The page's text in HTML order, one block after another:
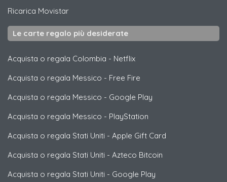
Ricarica Movistar
Le carte regalo più desiderate
Acquista o regala Colombia - Netflix
Acquista o regala Messico - Free Fire
Acquista o regala Messico - Google Play
Acquista o regala Messico - PlayStation
Acquista o regala Stati Uniti - Apple Gift Card
Acquista o regala Stati Uniti - Azteco Bitcoin
Acquista o regala Stati Uniti - Google Play